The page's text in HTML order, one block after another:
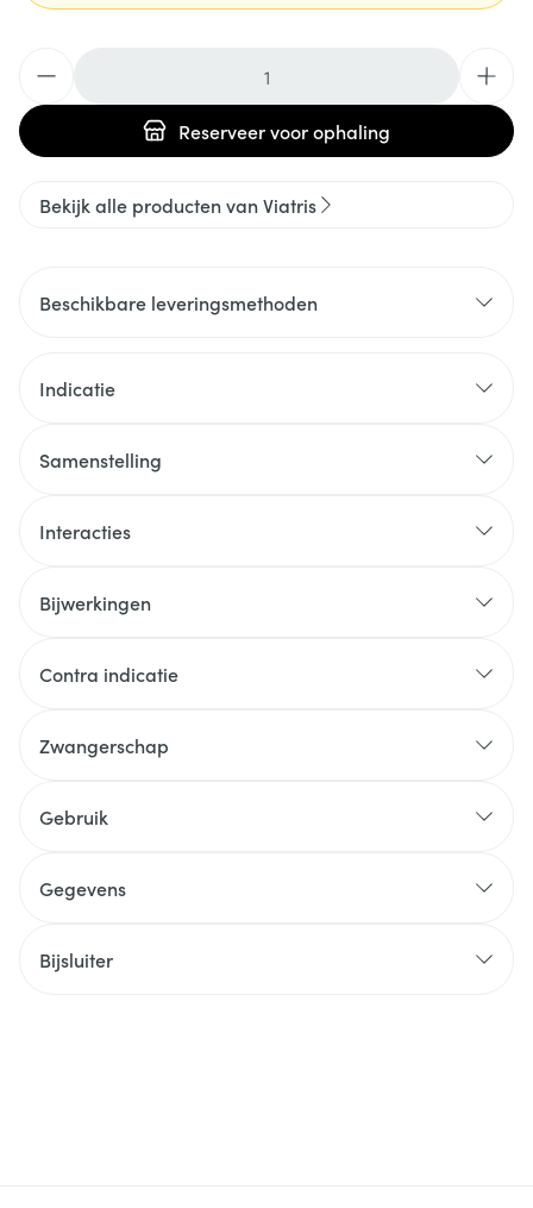
Reserveervoor ophaling
Bekijk alle producten van Viatris
Beschikbare leveringsmethoden
Indicatie
Samenstelling
Interacties
Bijwerkingen
Contra indicatie
Zwangerschap
Gebruik
Gegevens
Bijsluiter